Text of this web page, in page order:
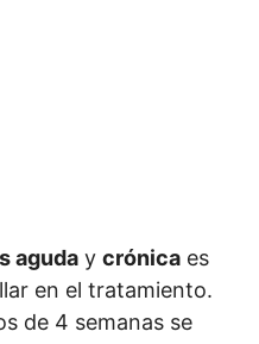
aguda y crónica es
en el tratamiento.
de 4 semanas se